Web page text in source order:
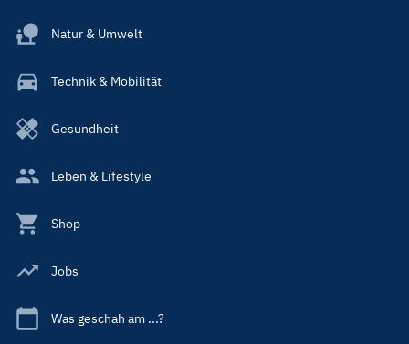
Natur & Umwelt
Technik & Mobilität
Gesundheit
Leben & Lifestyle
Shop
Jobs
Was geschah am ...?